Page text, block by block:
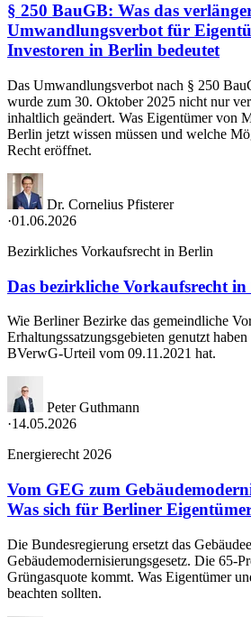
§ 250 BauGB: Was das
Umwandlungsverbot für
Investoren in Berlin bedeutet
Das Umwandlungsverbot nach § 250
wurde zum 30. Oktober 2025 nicht nur
inhaltlich geändert. Was Eigentümer von
Berlin jetzt wissen müssen und welche
Recht eröffnet.
Dr. Cornelius Pfisterer
·01.06.2026
Bezirkliches Vorkaufsrecht in Berlin
Das bezirkliche Vorkaufsrecht
Wie Berliner Bezirke das gemeindliche
Erhaltungssatzungsgebieten genutzt
BVerwG-Urteil vom 09.11.2021 hat.
Peter Guthmann
·14.05.2026
Energierecht 2026
Vom GEG zum
Was sich für Berliner
Die Bundesregierung ersetzt das
Gebäudemodernisierungsgesetz. Die 65-
Grüngasquote kommt. Was Eigentümer
beachten sollten.